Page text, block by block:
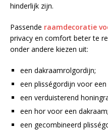
hinderlijk zijn.
Passende raamdecoratie
privacy en comfort beter te
onder andere kiezen uit:
een dakraamrolgordijn;
een plisségordijn voor een
een verduisterend
een hor voor een dakraam;
een gecombineerd